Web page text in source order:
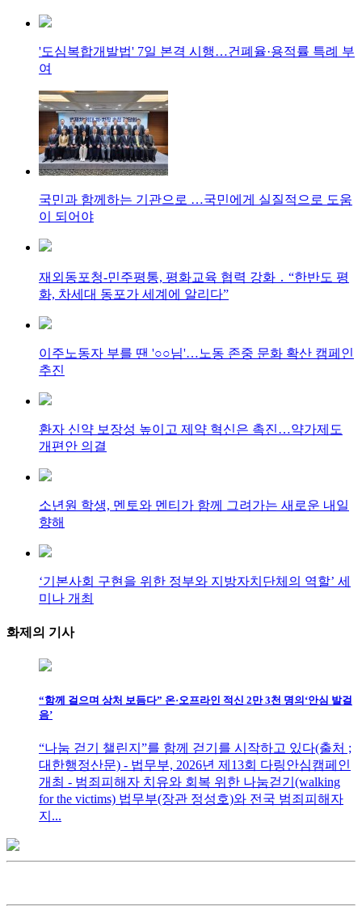
'도심복합개발법' 7일 본격 시행…건폐율·용적률 특례 부
여
국민과 함께하는 기관으로 …국민에게 실질적으로 도움
이 되어야
재외동포청-민주평통, 평화교육 협력 강화 ․ “한반도 평
화, 차세대 동포가 세계에 알리다”
이주노동자 부를 땐 '○○님'…노동 존중 문화 확산 캠페인
추진
환자 신약 보장성 높이고 제약 혁신은 촉진…약가제도
개편안 의결
소년원 학생, 멘토와 멘티가 함께 그려가는 새로운 내일
향해
‘기본사회 구현을 위한 정부와 지방자치단체의 역할’ 세
미나 개최
화제의 기사
“함께 걸으며 상처 보듬다” 온·오프라인 적신 2만 3천 명의‘안심 발걸
음’
“나눔 걷기 챌린지”를 함께 걷기를 시작하고 있다(출처 ;
대한행정산문) - 법무부, 2026년 제13회 다링안심캠페인
개최 - 범죄피해자 치유와 회복 위한 나눔걷기(walking
for the victims) 법무부(장관 정성호)와 전국 범죄피해자
지...